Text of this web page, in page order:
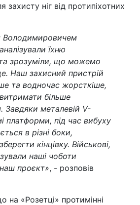
захисту ніг від протипіхотних
Володимировичем
їхню
зрозуміли, що можемо
Наш захисний пристрій
та водночас жорсткіше,
більше
Завдяки металевій V-
платформи, під час вибуху
в різні боки,
кінцівку. Військові,
наші чоботи
проєкт», - розповів
на «Розетці» протимінні